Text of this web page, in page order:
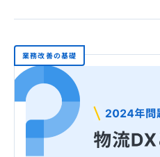
業務改善の基礎